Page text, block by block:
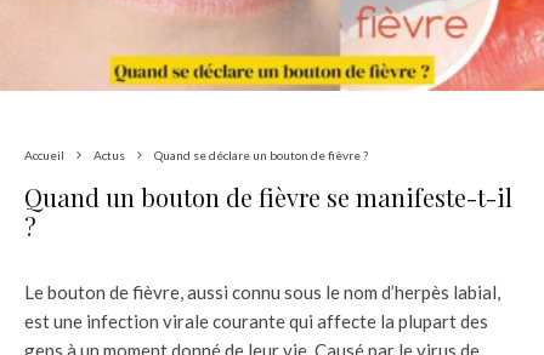
Accueil Actus Quand se déclare un bouton de fièvre ?
Quand un bouton de fièvre se manifeste-t-il
?
Le bouton de fièvre, aussi connu sous le nom d’herpès labial,
est une infection virale courante qui affecte la plupart des
gens à un moment donné de leur vie. Causé par le virus de